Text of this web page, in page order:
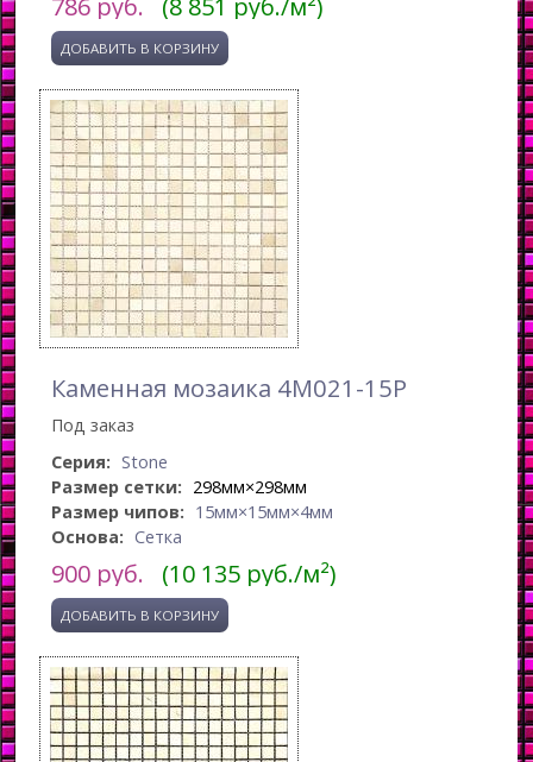
Каменная мозаика 4M021-15P
Под заказ
Серия: Stone
Размер сетки: 298мм×298мм
Размер чипов: 15мм×15мм×4мм
Основа: Сетка
900 руб. (10 135 руб./м²)